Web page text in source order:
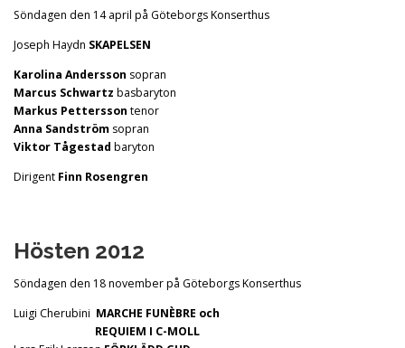
Söndagen den 14 april på Göteborgs Konserthus
Joseph Haydn SKAPELSEN
Karolina Andersson sopran
Marcus Schwartz basbaryton
Markus Pettersson tenor
Anna Sandström sopran
Viktor Tågestad baryton
Dirigent Finn Rosengren
Hösten 2012
Söndagen den 18 november på Göteborgs Konserthus
Luigi Cherubini MARCHE FUNÈBRE och
REQUIEM I C-MOLL